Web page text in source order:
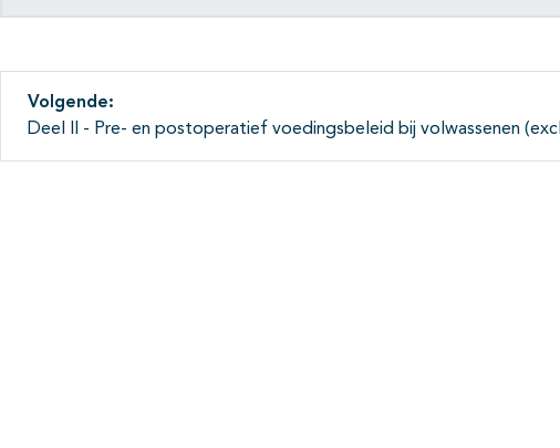
Volgende:
Deel II - Pre- en postoperatief voedingsbeleid bij volwassenen